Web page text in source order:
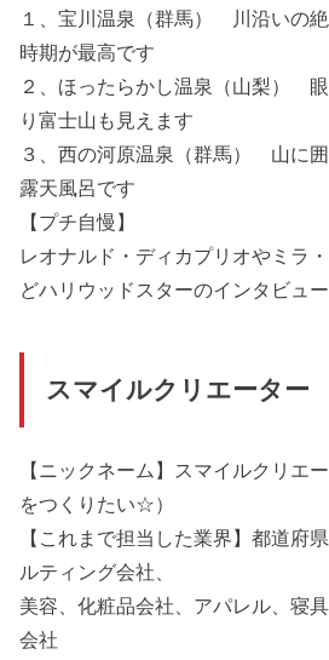
１、宝川温泉（群馬） 川沿いの
時期が最高です
２、ほったらかし温泉（山梨）
り富士山も見えます
３、西の河原温泉（群馬） 山に
露天風呂です
【プチ自慢】
レオナルド・ディカプリオやミラ
どハリウッドスターのインタビュ
スマイルクリエーター
【ニックネーム】スマイルクリエ
をつくりたい☆）
【これまで担当した業界】都道府
ルティング会社、
美容、化粧品会社、アパレル、寝
会社